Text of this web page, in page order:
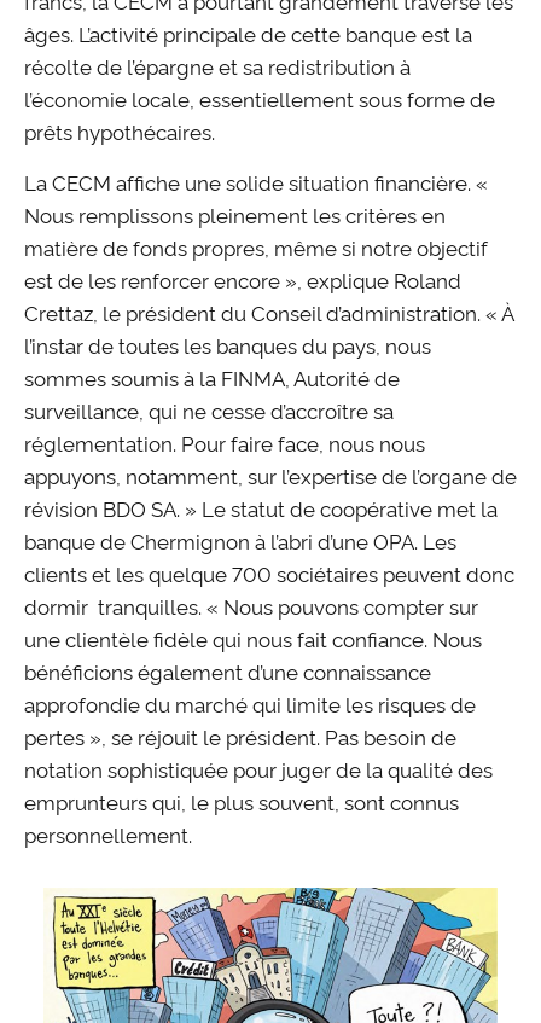
âges. L’activité principale de cette banque est la
récolte de l’épargne et sa redistribution à
l’économie locale, essentiellement sous forme de
prêts hypothécaires.
La CECM affiche une solide situation financière. «
Nous remplissons pleinement les critères en
matière de fonds propres, même si notre objectif
est de les renforcer encore », explique Roland
Crettaz, le président du Conseil d’administration. « À
l’instar de toutes les banques du pays, nous
sommes soumis à la FINMA, Autorité de
surveillance, qui ne cesse d’accroître sa
réglementation. Pour faire face, nous nous
appuyons, notamment, sur l’expertise de l’organe de
révision BDO SA. » Le statut de coopérative met la
banque de Chermignon à l’abri d’une OPA. Les
clients et les quelque 700 sociétaires peuvent donc
dormir tranquilles. « Nous pouvons compter sur
une clientèle fidèle qui nous fait confiance. Nous
bénéficions également d’une connaissance
approfondie du marché qui limite les risques de
pertes », se réjouit le président. Pas besoin de
notation sophistiquée pour juger de la qualité des
emprunteurs qui, le plus souvent, sont connus
personnellement.